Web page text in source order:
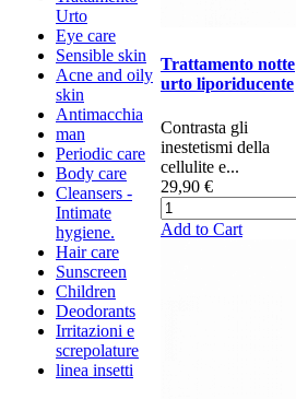
Urto
Eye care
Sensible skin
Acne and oily
skin
Antimacchia
man
Periodic care
Body care
Cleansers -
Intimate
hygiene.
Hair care
Sunscreen
Children
Deodorants
Irritazioni e
screpolature
linea insetti
Trattamento notte
urto liporiducente
​​​​​​​​​​​​​​Contrasta gli
inestetismi della
cellulite e...
29,90 €
Add to Cart